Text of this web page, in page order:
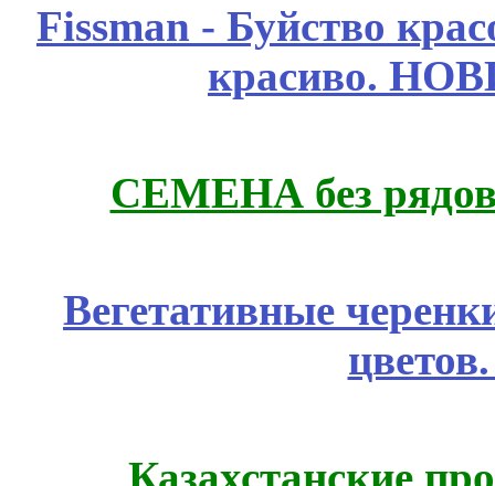
Fissmаn - Буйство
красиво.
СЕМЕНА без
Вегетативные
Казахстанские